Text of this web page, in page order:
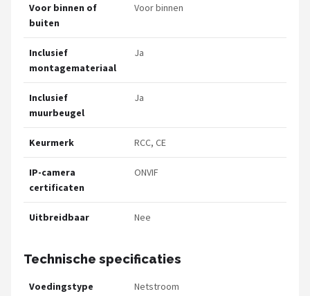
Voor binnen of
buiten
Voor binnen
Inclusief
montagemateriaal
Ja
Inclusief
muurbeugel
Ja
Keurmerk RCC, CE
IP-camera
certificaten
ONVIF
Uitbreidbaar Nee
Technische specificaties
Voedingstype Netstroom